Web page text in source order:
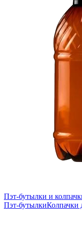
Пэт-бутылки и
Пэт-бутылкиКолпачки